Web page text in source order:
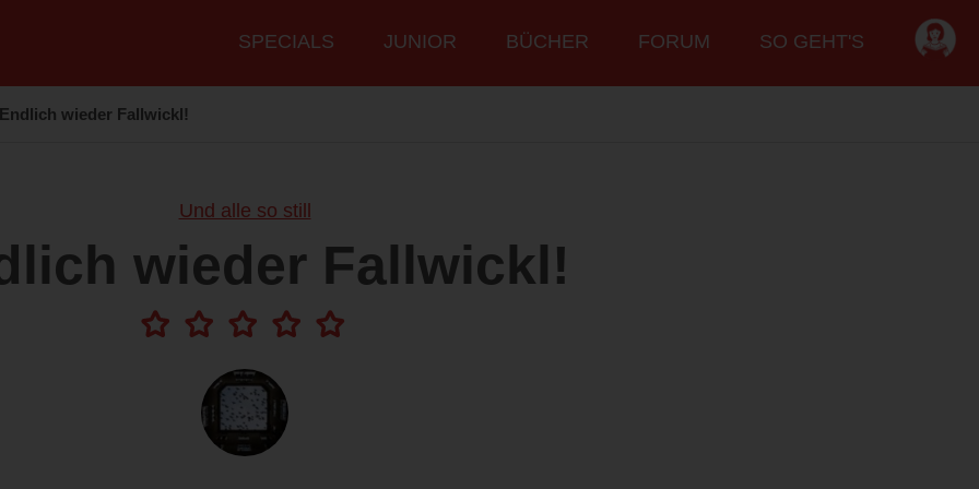
Hauptmenü
SPECIALS JUNIOR BÜCHER FORUM SO GEHT'S
Endlich wieder Fallwickl!
Und alle so still
wieder Fallwickl!